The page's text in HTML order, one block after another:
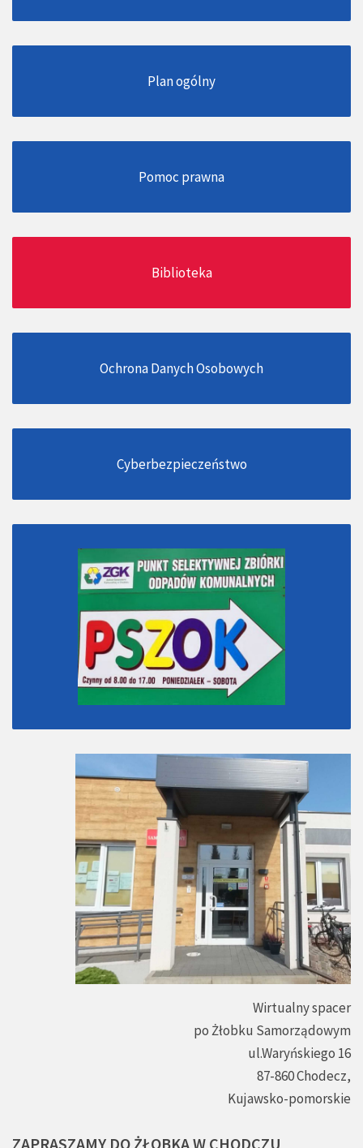
Plan ogólny
Pomoc prawna
Biblioteka
Ochrona Danych Osobowych
Cyberbezpieczeństwo
Wirtualny spacer
po Żłobku Samorządowym
ul.Waryńskiego 16
87-860 Chodecz,
Kujawsko-pomorskie
ZAPRASZAMY DO ŻŁOBKAW CHODCZU